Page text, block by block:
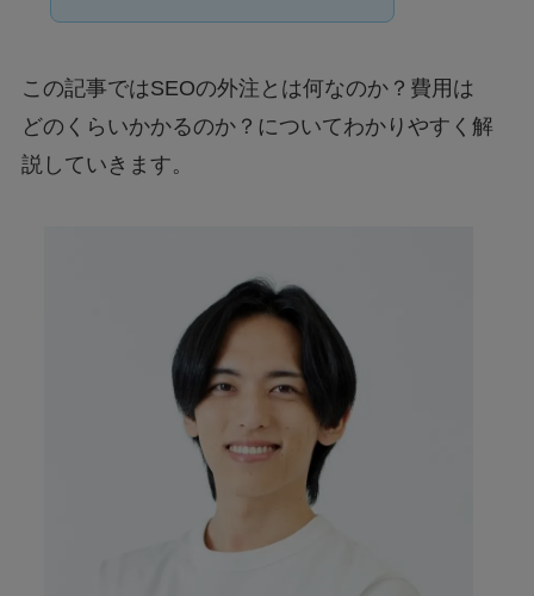
この記事ではSEOの外注とは何なのか？費用は
どのくらいかかるのか？についてわかりやすく解
説していきます。